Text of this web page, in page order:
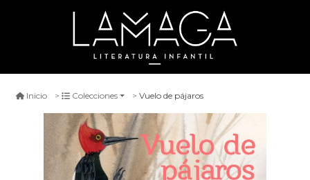
Inicio Colecciones Vuelo de pájaros